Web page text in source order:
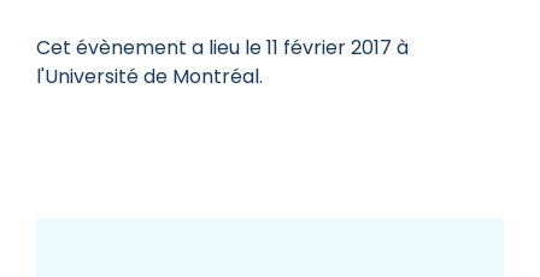
Cet évènement a lieu le 11 février 2017 à
l'Université de Montréal.